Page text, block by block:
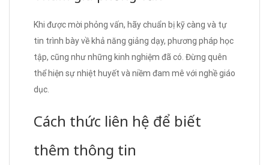
Khi được mời phỏng vấn, hãy chuẩn bị kỹ càng và tự
tin trình bày về khả năng giảng dạy, phương pháp học
tập, cũng như những kinh nghiệm đã có. Đừng quên
thể hiện sự nhiệt huyết và niềm đam mê với nghề giáo
dục.
Cách thức liên hệ để biết
thêm thông tin